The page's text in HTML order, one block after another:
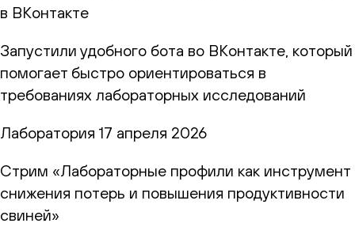
в ВКонтакте
Запустили удобного бота во ВКонтакте, который
помогает быстро ориентироваться в
требованиях лабораторных исследований
Лаборатория 17 апреля 2026
Стрим «Лабораторные профили как инструмент
снижения потерь и повышения продуктивности
свиней»